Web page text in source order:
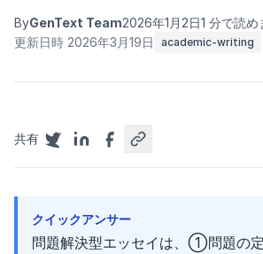
ByGenText Team2026年1月2日1 分で読め
更新日時 2026年3月19日
academic-writing
共有
クイックアンサー
問題解決型エッセイは、①問題の